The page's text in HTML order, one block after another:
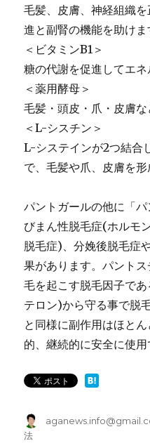
毛髪、皮膚、神経組織
進と副腎の機能を助けま
＜ビタミンB1＞
糖の代謝を促進してエネ
＜薬用酵母＞
毛髪・頭皮・爪・皮膚な
＜L-シスチン＞
L-システインが2つ結合
で、毛髪や爪、皮膚を形
パントガールの他に「パ
びまん性脱毛症(ホルモ
脱毛症)、分娩後脱毛症
果があります。パント
毛を起こす脱毛因子で
テロン)から守る事で脱
と同様に副作用はほと
的、継続的に安全に使用
投
法